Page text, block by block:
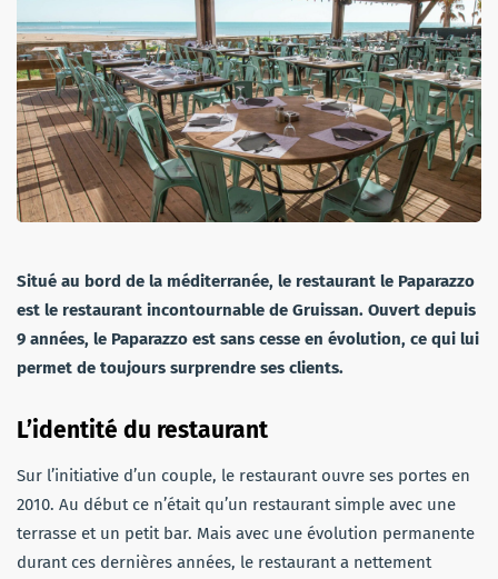
Situé au bord de la méditerranée, le restaurant le Paparazzo
est le restaurant incontournable de Gruissan. Ouvert depuis
9 années, le Paparazzo est sans cesse en évolution, ce qui lui
permet de toujours surprendre ses clients.
L’identité du restaurant
Sur l’initiative d’un couple, le restaurant ouvre ses portes en
2010. Au début ce n’était qu’un restaurant simple avec une
terrasse et un petit bar. Mais avec une évolution permanente
durant ces dernières années, le restaurant a nettement